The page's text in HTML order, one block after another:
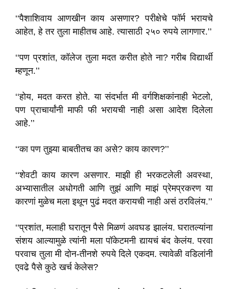
‘‘पैशाशिवाय आणखीन काय असणार? परीक्षेचे फॉर्म भरायचे
आहेत, हे तर तुला माहीतच आहे. त्यासाठी २५० रुपये लागणार.’’
‘‘पण प्रशांत, कॉलेज तुला मदत करीत होते ना? गरीब विद्यार्थी
म्हणून.’’
‘‘होय, मदत करत होते. या संदर्भात मी वर्गशिक्षकांनाही भेटलो,
पण प्राचार्यांनी माफी फी भरायची नाही असा आदेश दिलेला
आहे.’’
‘‘का पण तुझ्या बाबतीतच का असे? काय कारण?’’
‘‘शेवटी काय कारण असणार. माझी ही भरकटलेली अवस्था,
अभ्यासातील अधोगती आणि तुझं आणि माझं प्रेमप्रकरण या
कारणां मुळेच मला इथून पुढं मदत करायची नाही असं ठरविलंय.’’
‘‘प्रशांत, मलाही घरातून पैसे मिळणं अवघड झालंय. घरातल्यांना
संशय आल्यामुळे त्यांनी मला पॉकेटमनी द्यायचं बंद केलंय. परवा
परवाच तुला मी दोन-तीनशे रुपये दिले एकदम. त्यावेळी वडिलांनी
एवढे पैसे कुठे खर्च केलेस?